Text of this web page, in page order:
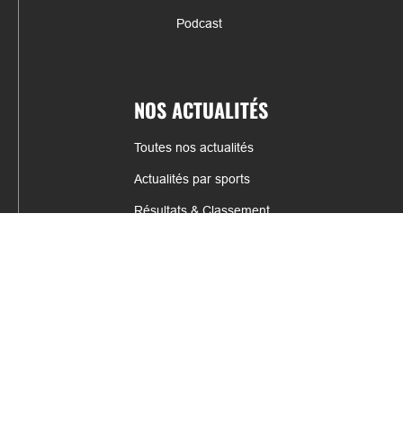
Podcast
NOS ACTUALITÉS
Toutes nos actualités
Actualités par sports
Résultats & Classement